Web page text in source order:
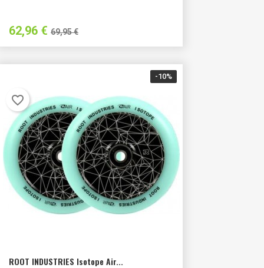
Precio
62,96 € Precio
69,95 €
-10%
favorite_border
ROOT INDUSTRIES Isotope Air...